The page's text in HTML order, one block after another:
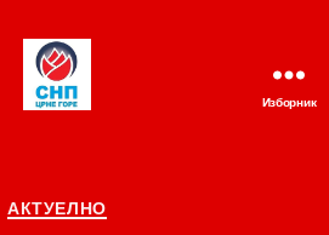
Изборник
Категорије
АКТУЕЛНО